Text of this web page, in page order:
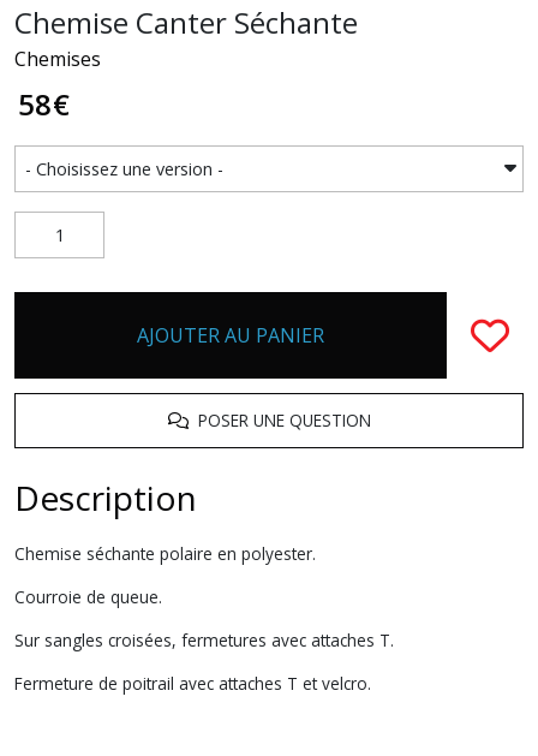
Chemise Canter Séchante
Chemises
58€
AJOUTER AU PANIER
POSER UNE QUESTION
Description
Chemise séchante polaire en polyester.
Courroie de queue.
Sur sangles croisées, fermetures avec attaches T.
Fermeture de poitrail avec attaches T et velcro.